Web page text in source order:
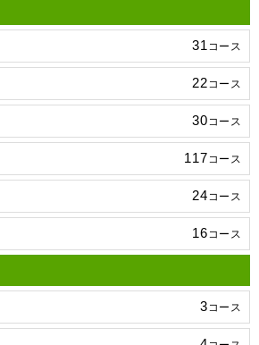
31 コース
22コース
30コース
117コース
24コース
16コース
3コース